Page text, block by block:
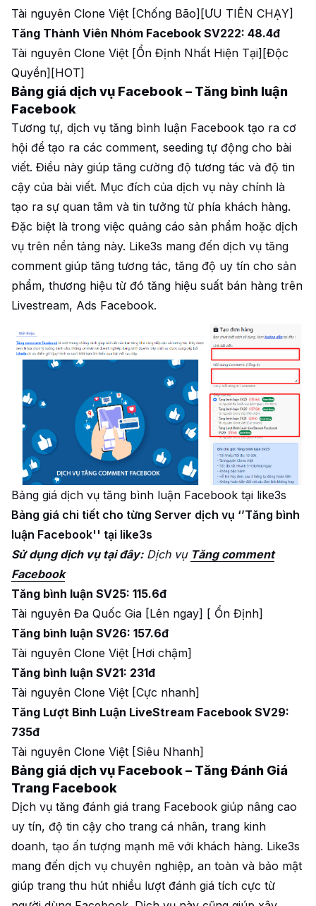
Tài nguyên Clone Việt [Chống Bão][ƯU TIÊN CHẠY]
Tăng Thành Viên Nhóm Facebook SV222: 48.4đ
Tài nguyên Clone Việt [Ổn Định Nhất Hiện Tại][Độc
Quyền][HOT]
Bảng giá dịch vụ Facebook – Tăng bình luận
Facebook
Tương tự, dịch vụ tăng bình luận Facebook tạo ra cơ
hội để tạo ra các comment, seeding tự động cho bài
viết. Điều này giúp tăng cường độ tương tác và độ tin
cậy của bài viết. Mục đích của dịch vụ này chính là
tạo ra sự quan tâm và tin tưởng từ phía khách hàng.
Đặc biệt là trong việc quảng cáo sản phẩm hoặc dịch
vụ trên nền tảng này. Like3s mang đến dịch vụ tăng
comment giúp tăng tương tác, tăng độ uy tín cho sản
phẩm, thương hiệu từ đó tăng hiệu suất bán hàng trên
Livestream, Ads Facebook.
Bảng giá dịch vụ tăng bình luận Facebook tại like3s
Bảng giá chi tiết cho từng Server dịch vụ ‘’Tăng bình
luận Facebook'' tại like3s
Sử dụng dịch vụ tại đây:Dịch vụ Tăng comment
Facebook
Tăng bình luận SV25: 115.6đ
Tài nguyên Đa Quốc Gia [Lên ngay] [ Ổn Định]
Tăng bình luận SV26: 157.6đ
Tài nguyên Clone Việt [Hơi chậm]
Tăng bình luận SV21: 231đ
Tài nguyên Clone Việt [Cực nhanh]
Tăng Lượt Bình Luận LiveStream Facebook SV29:
735đ
Tài nguyên Clone Việt [Siêu Nhanh]
Bảng giá dịch vụ Facebook – Tăng Đánh Giá
Trang Facebook
Dịch vụ tăng đánh giá trang Facebook giúp nâng cao
uy tín, độ tin cậy cho trang cá nhân, trang kinh
doanh, tạo ấn tượng mạnh mẽ với khách hàng. Like3s
mang đến dịch vụ chuyên nghiệp, an toàn và bảo mật
giúp trang thu hút nhiều lượt đánh giá tích cực từ